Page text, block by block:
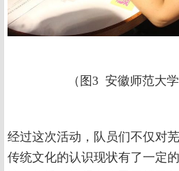
（图3 安徽师范大
经过这次活动，队员们不仅对
传统文化的认识现状有了一定